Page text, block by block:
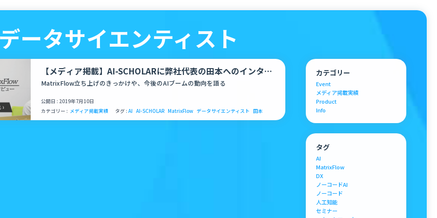
ータサイエンティスト
【メディア掲載】AI-SCHOLARに弊社代表の田本へのインタビ
ューが掲載
MatrixFlow立ち上げのきっかけや、今後のAIブームの動向を語る
公開日 : 2019年7月10日
カテゴリー : メディア掲載実績 タグ :AI AI-SCHOLAR MatrixFlow データサイエンティスト 田本
カテゴリー
Event
メディア掲載実績
Product
Info
タグ
AI
MatrixFlow
DX
ノーコードAI
ノーコード
人工知能
セミナー